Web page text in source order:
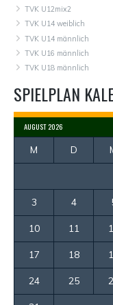
TVK U12mix2
TVK U14 weiblich
TVK U14 männlich
TVK U16 männlich
TVK U18 männlich
SPIELPLAN
AUGUST 2026
M D
3 4
10 11
17 18
24 25